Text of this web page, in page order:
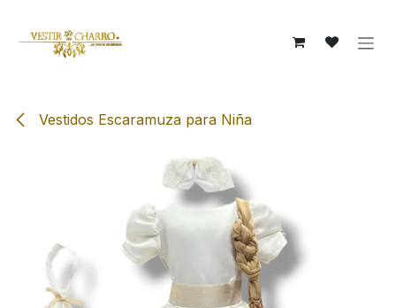
Vestidos Escaramuza para Niña